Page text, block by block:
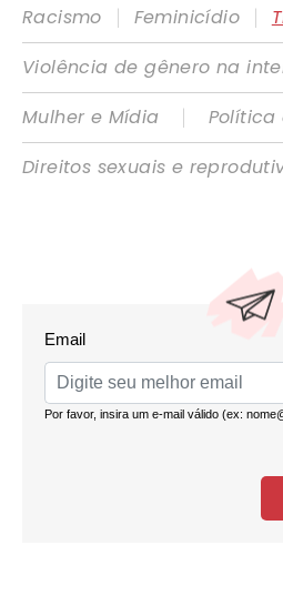
Racismo
| Feminicídio |
Violência de gênero na
Mulher e Mídia
|
Política
Direitos sexuais e